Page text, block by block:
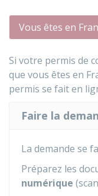
Vous êtes en
Si votre permis de
que vous êtes en
permis se fait en
Faire la
La demande se
Préparez les
numérique